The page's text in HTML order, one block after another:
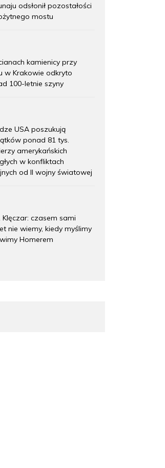
odsłonił pozostałości
mostu
kamienicy przy
w Krakowie odkryto
100-letnie szyny
USA poszukują
ponad 81 tys.
amerykańskich
w konfliktach
od II wojny światowej
Klęczar: czasem sami
nie wiemy, kiedy myślimy
Homerem